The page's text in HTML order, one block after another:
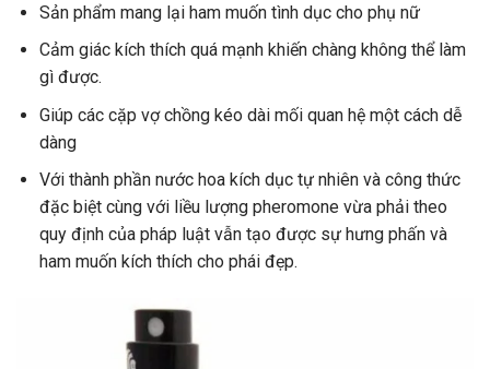
Sản phẩm mang lại ham muốn tình dục cho phụ nữ
Cảm giác kích thích quá mạnh khiến chàng không thể làm
gì được.
Giúp các cặp vợ chồng kéo dài mối quan hệ một cách dễ
dàng
Với thành phần nước hoa kích dục tự nhiên và công thức
đặc biệt cùng với liều lượng pheromone vừa phải theo
quy định của pháp luật vẫn tạo được sự hưng phấn và
ham muốn kích thích cho phái đẹp.